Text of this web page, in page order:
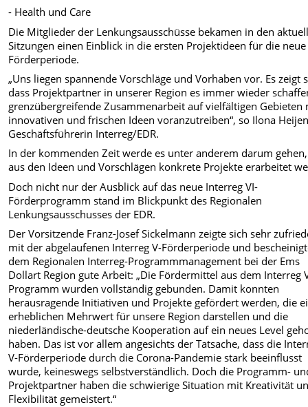
- Health und Care
Die Mitglieder der Lenkungsausschüsse bekamen in den
Sitzungen einen Einblick in die ersten Projektideen für die neue
Förderperiode.
„Uns liegen spannende Vorschläge und Vorhaben vor. Es zeigt
dass Projektpartner in unserer Region es immer wieder
grenzübergreifende Zusammenarbeit auf vielfältigen Gebieten
innovativen und frischen Ideen voranzutreiben“, so Ilona
Geschäftsführerin Interreg/EDR.
In der kommenden Zeit werde es unter anderem darum
aus den Ideen und Vorschlägen konkrete Projekte erarbeitet
Doch nicht nur der Ausblick auf das neue Interreg VI-
Förderprogramm stand im Blickpunkt des Regionalen
Lenkungsausschusses der EDR.
Der Vorsitzende Franz-Josef Sickelmann zeigte sich sehr
mit der abgelaufenen Interreg V-Förderperiode und
dem Regionalen Interreg-Programmmanagement bei der Ems
Dollart Region gute Arbeit: „Die Fördermittel aus dem Interreg
Programm wurden vollständig gebunden. Damit konnten
herausragende Initiativen und Projekte gefördert werden, die
erheblichen Mehrwert für unsere Region darstellen und die
niederländische-deutsche Kooperation auf ein neues Level
haben. Das ist vor allem angesichts der Tatsache, dass die
V-Förderperiode durch die Corona-Pandemie stark beeinflusst
wurde, keineswegs selbstverständlich. Doch die Programm-
Projektpartner haben die schwierige Situation mit Kreativität
Flexibilität gemeistert.“